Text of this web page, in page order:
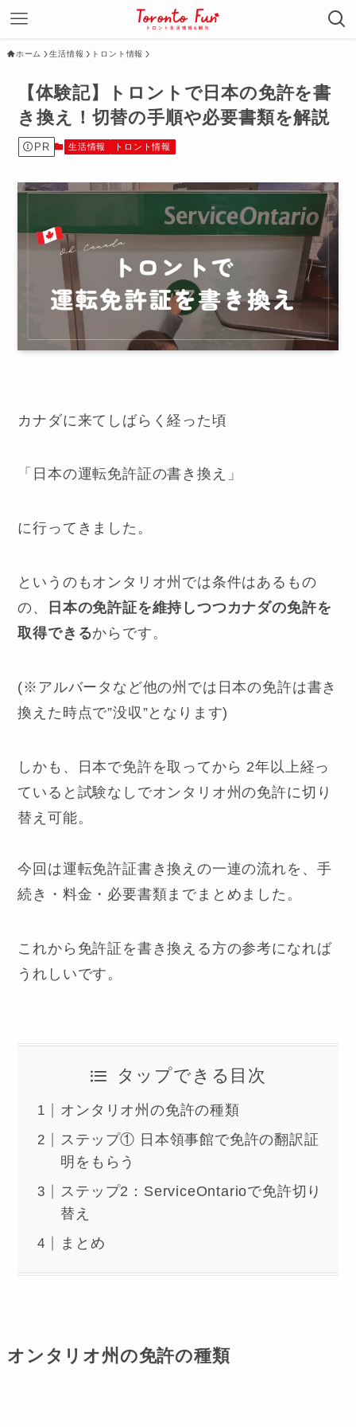
ホーム 生活情報 トロント情報
【体験記】トロントで日本の免許を書
き換え！切替の手順や必要書類を解説
PR 生活情報 トロント情報
カナダに来てしばらく経った頃
「日本の運転免許証の書き換え」
に行ってきました。
というのもオンタリオ州では条件はあるもの
の、
日本の免許証を維持しつつカナダの免許を
取得できるからです。
(※アルバータなど他の州では日本の免許は書き
換えた時点で”没収”となります)
しかも、日本で免許を取ってから 2年以上経っ
ていると試験なしでオンタリオ州の免許に切り
替え可能。
今回は運転免許証書き換えの一連の流れを、手
続き・料金・必要書類までまとめました。
これから免許証を書き換える方の参考になれば
うれしいです。
タップできる目次
オンタリオ州の免許の種類
ステップ① 日本領事館で免許の翻訳証
明をもらう
ステップ2：ServiceOntarioで免許切り
替え
まとめ
オンタリオ州の免許の種類